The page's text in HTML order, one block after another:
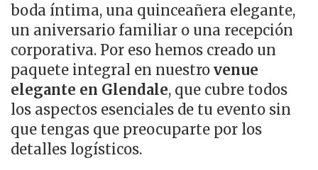
boda íntima, una quinceañera elegante,
un aniversario familiar o una recepción
corporativa. Por eso hemos creado un
paquete integral en nuestro venue
elegante en Glendale, que cubre todos
los aspectos esenciales de tu evento sin
que tengas que preocuparte por los
detalles logísticos.